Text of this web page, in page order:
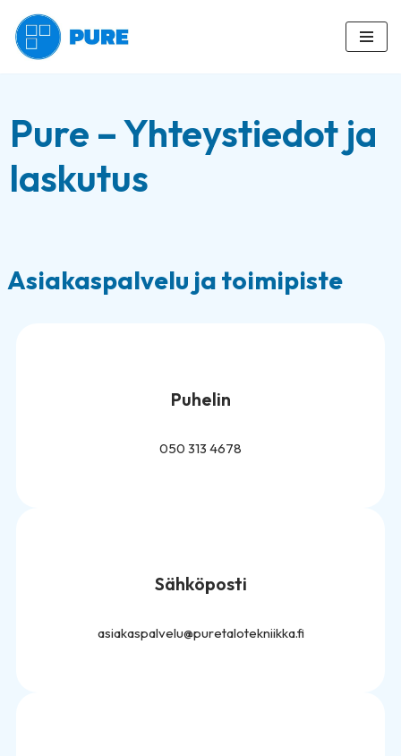
Siirry
Pure – Yhteystiedot ja
laskutus
Asiakaspalvelu ja toimipiste
Puhelin
050 313 4678
Sähköposti
asiakaspalvelu@puretalotekniikka.fi